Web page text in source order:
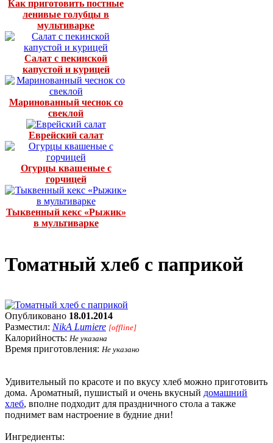
Как приготовить постные
ленивые голубцы в
мультиварке
Салат с пекинской
капустой и курицей
Маринованный чеснок со
свеклой
Еврейский салат
Огурцы квашеные с
горчицей
Тыквенный кекс «Рыжик»
в мультиварке
Томатный хлеб с паприкой
Опубликовано 18.01.2014
Разместил: NikA Lumiere [offline]
Калорийность: Не указана
Время приготовления: Не указано
Удивительный по красоте и по вкусу хлеб можно приготовить
дома. Ароматный, пушистый и очень вкусный домашний
хлеб, вполне подходит для праздничного стола а также
поднимет вам настроение в будние дни!
Ингредиенты: